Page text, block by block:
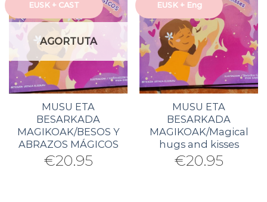
EUSK + CAST
AGORTUTA
MUSU ETA
BESARKADA
MAGIKOAK/BESOS Y
ABRAZOS MÁGICOS
€20.95
EUSK + Eng
MUSU ETA
BESARKADA
MAGIKOAK/Magical
hugs and kisses
€20.95